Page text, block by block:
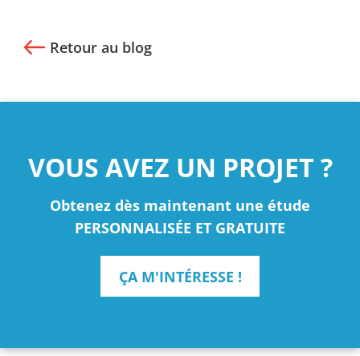
Retour au blog
VOUS AVEZ UN PROJET ?
Obtenez dès maintenant une étude
PERSONNALISÉE ET GRATUITE
ÇA M'INTÉRESSE !